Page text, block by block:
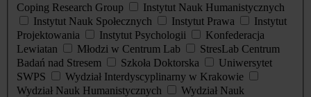
Coping Research Group
Instytut Nauk Humanistycznych
Instytut Nauk Społecznych
Instytut Prawa
Instytut
Projektowania
Instytut Psychologii
Konfederacja
Lewiatan
Młodzi w Centrum Lab
StresLab Centrum
Badań nad Stresem
Szkoła Doktorska
Uniwersytet
SWPS
Wydział Interdyscyplinarny w Krakowie
Wydział Nauk Humanistycznych
Wydział Nauk